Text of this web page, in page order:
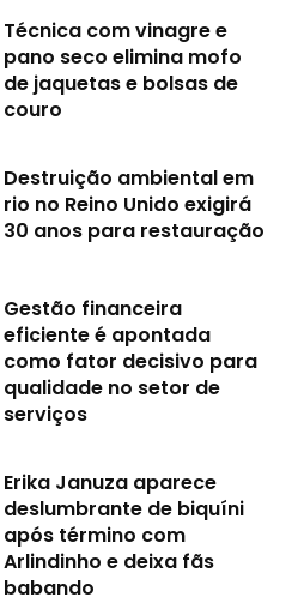
Técnica com vinagre e
pano seco elimina mofo
de jaquetas e bolsas de
couro
Destruição ambiental em
rio no Reino Unido exigirá
30 anos para restauração
Gestão financeira
eficiente é apontada
como fator decisivo para
qualidade no setor de
serviços
Erika Januza aparece
deslumbrante de biquíni
após término com
Arlindinho e deixa fãs
babando